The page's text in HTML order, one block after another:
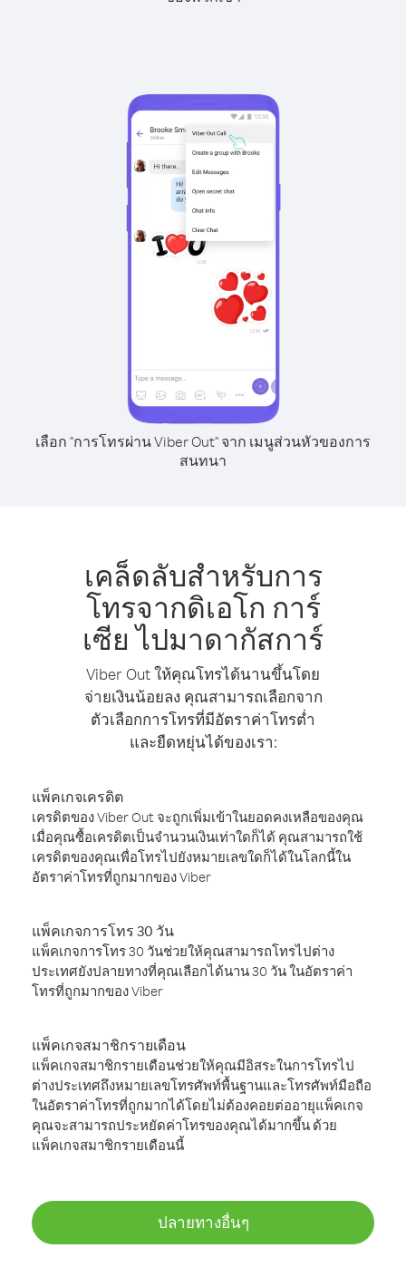
เลือก "การโทรผ่าน Viber Out" จาก เมนูส่วนหัวของการ
สนทนา
เคล็ดลับสำหรับการ
โทรจากดิเอโก การ์
เซีย ไปมาดากัสการ์
Viber Out ให้คุณโทรได้นานขึ้นโดย
จ่ายเงินน้อยลง คุณสามารถเลือกจาก
ตัวเลือกการโทรที่มีอัตราค่าโทรต่ำ
และยืดหยุ่นได้ของเรา:
แพ็คเกจเครดิต
เครดิตของ Viber Out จะถูกเพิ่มเข้าในยอดคงเหลือของคุณ
เมื่อคุณซื้อเครดิตเป็นจำนวนเงินเท่าใดก็ได้ คุณสามารถใช้
เครดิตของคุณเพื่อโทรไปยังหมายเลขใดก็ได้ในโลกนี้ใน
อัตราค่าโทรที่ถูกมากของ Viber
แพ็คเกจการโทร 30 วัน
แพ็คเกจการโทร 30 วันช่วยให้คุณสามารถโทรไปต่าง
ประเทศยังปลายทางที่คุณเลือกได้นาน 30 วัน ในอัตราค่า
โทรที่ถูกมากของ Viber
แพ็คเกจสมาชิกรายเดือน
แพ็คเกจสมาชิกรายเดือนช่วยให้คุณมีอิสระในการโทรไป
ต่างประเทศถึงหมายเลขโทรศัพท์พื้นฐานและโทรศัพท์มือถือ
ในอัตราค่าโทรที่ถูกมากได้โดยไม่ต้องคอยต่ออายุแพ็คเกจ
คุณจะสามารถประหยัดค่าโทรของคุณได้มากขึ้น ด้วย
แพ็คเกจสมาชิกรายเดือนนี้
ปลายทางอื่นๆ